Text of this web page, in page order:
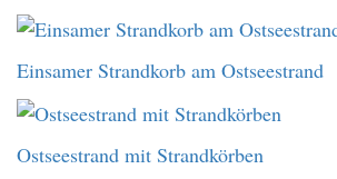
Einsamer Strandkorb am Ostseestrand
Ostseestrand mit Strandkörben